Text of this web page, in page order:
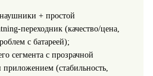
+ простой
(качество/цена,
с батареей);
сегмента с прозрачной
приложением (стабильность,